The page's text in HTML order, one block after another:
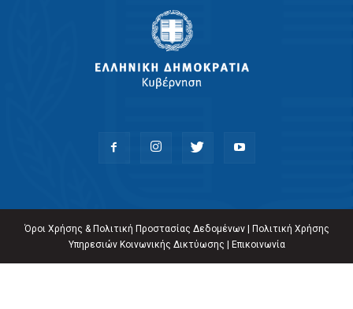
Όροι Χρήσης & Πολιτική Προστασίας Δεδομένων|
Πολιτική Χρήσης
Υπηρεσιών Κοινωνικής Δικτύωσης
Επικοινωνία